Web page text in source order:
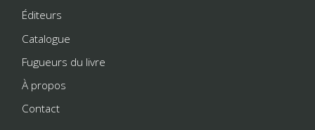
Éditeurs
Catalogue
Fugueurs du livre
À propos
Contact